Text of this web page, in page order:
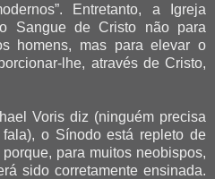
Entretanto, a Igreja
Sangue de Cristo não para
homens, mas para elevar o
lhe, através de Cristo,
Voris diz (ninguém precisa
o Sínodo está repleto de
para muitos neobispos,
sido corretamente ensinada.